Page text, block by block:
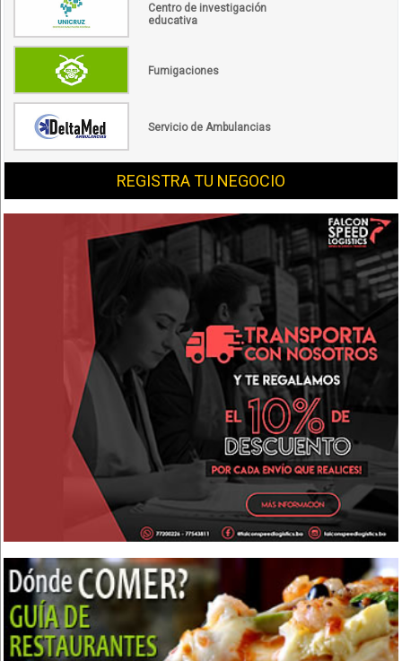
Centro de investigación
educativa
Fumigaciones
Servicio de Ambulancias
REGISTRA TU NEGOCIO